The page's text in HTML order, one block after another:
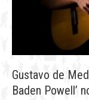
Gustavo de
Baden Powell’